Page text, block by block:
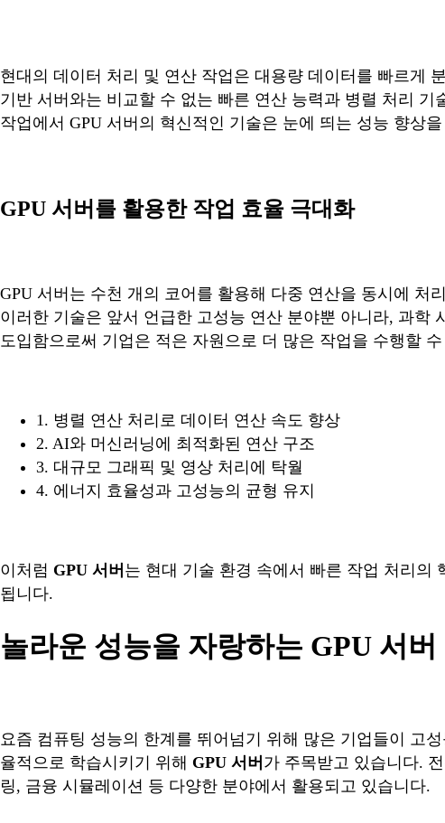
현대의 데이터 처리 및 연산 작업은 대용량 데이터를 빠르게
기반 서버와는 비교할 수 없는 빠른 연산 능력과 병렬 처리
작업에서 GPU 서버의 혁신적인 기술은 눈에 띄는 성능 향상
GPU 서버를 활용한 작업 효율 극대화
GPU 서버는 수천 개의 코어를 활용해 다중 연산을 동시에
이러한 기술은 앞서 언급한 고성능 연산 분야뿐 아니라, 과학
도입함으로써 기업은 적은 자원으로 더 많은 작업을 수행할
1. 병렬 연산 처리로 데이터 연산 속도 향상
2. AI와 머신러닝에 최적화된 연산 구조
3. 대규모 그래픽 및 영상 처리에 탁월
4. 에너지 효율성과 고성능의 균형 유지
이처럼 GPU 서버 는 현대 기술 환경 속에서 빠른 작업 처리의
됩니다.
놀라운 성능을 자랑하는 GPU 서버
요즘 컴퓨팅 성능의 한계를 뛰어넘기 위해 많은 기업들이 고
율적으로 학습시키기 위해 GPU 서버 가 주목받고 있습니다.
링, 금융 시뮬레이션 등 다양한 분야에서 활용되고 있습니다.